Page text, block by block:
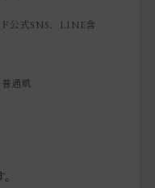
公式SNS、LINE含
普通肌